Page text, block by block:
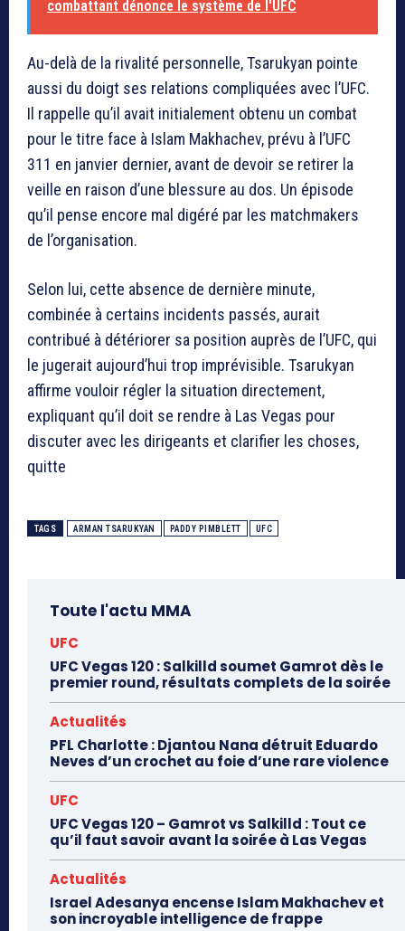
combattant dénonce le système de l'UFC
Au-delà de la rivalité personnelle, Tsarukyan pointe
aussi du doigt ses relations compliquées avec l’UFC.
Il rappelle qu’il avait initialement obtenu un combat
pour le titre face à Islam Makhachev, prévu à l’UFC
311 en janvier dernier, avant de devoir se retirer la
veille en raison d’une blessure au dos. Un épisode
qu’il pense encore mal digéré par les matchmakers
de l’organisation.
Selon lui, cette absence de dernière minute,
combinée à certains incidents passés, aurait
contribué à détériorer sa position auprès de l’UFC, qui
le jugerait aujourd’hui trop imprévisible. Tsarukyan
affirme vouloir régler la situation directement,
expliquant qu’il doit se rendre à Las Vegas pour
discuter avec les dirigeants et clarifier les choses,
quitte
TAGS ARMAN TSARUKYAN PADDY PIMBLETT UFC
Toute l'actu MMA
UFC
UFC Vegas 120 : Salkilld soumet Gamrot dès le
premier round, résultats complets de la soirée
Actualités
PFL Charlotte : Djantou Nana détruit Eduardo
Neves d’un crochet au foie d’une rare violence
UFC
UFC Vegas 120 – Gamrot vs Salkilld : Tout ce
qu’il faut savoir avant la soirée à Las Vegas
Actualités
Israel Adesanya encense Islam Makhachev et
son incroyable intelligence de frappe